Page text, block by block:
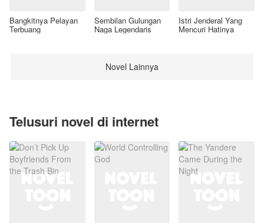
Bangkitnya Pelayan
Terbuang
Sembilan Gulungan
Naga Legendaris
Istri Jenderal Yang
Mencuri Hatinya
Novel Lainnya
Telusuri novel di internet